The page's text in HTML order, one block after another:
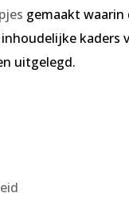
gemaakt waarin
kaders
uitgelegd.